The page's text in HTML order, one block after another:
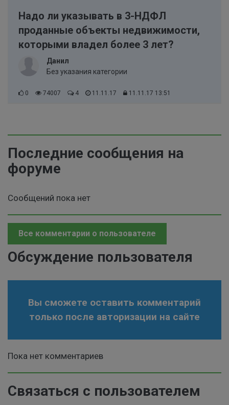
Надо ли указывать в 3-НДФЛ
проданные объекты недвижимости,
которыми владел более 3 лет?
Данил
Без указания категории
0 74007 4 11.11.17 11.11.17 13:51
Последние сообщения на
форуме
Сообщений пока нет
Все комментарии о пользователе
Обсуждение пользователя
Вы сможете оставить комментарий
только после авторизации на сайте
Пока нет комментариев
Связаться с пользователем